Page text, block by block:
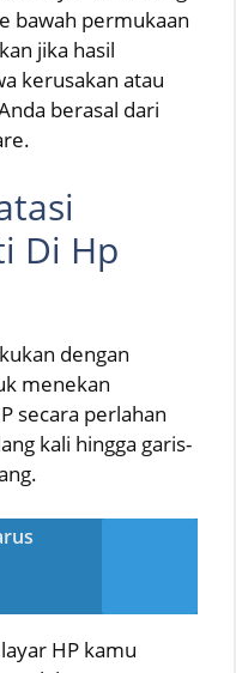
bawah permukaan
jika hasil
kerusakan atau
berasal dari
Di Hp
dengan
menekan
secara perlahan
kali hingga garis-
HP kamu